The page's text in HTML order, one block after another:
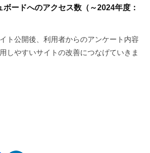
ボードへのアクセス数（～2024年度：
ト公開後、利用者からのアンケート内容
しやすいサイトの改善につなげていきま